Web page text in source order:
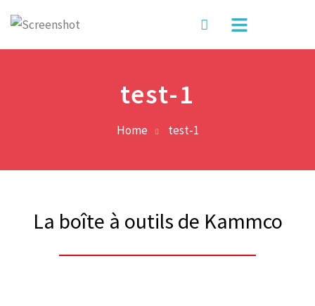
test-1
Home test-1
La boîte à outils de Kammco